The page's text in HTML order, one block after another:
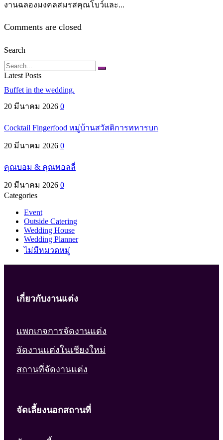
งานฉลองมงคลสมรสคุณโบว์และ...
Comments are closed
Search
Search
Latest Posts
Buffet in the wedding.
20 มีนาคม 2026 0
Cocktail Fingerfood หมู่บ้านสวัสดิการทหารบก
20 มีนาคม 2026 0
คุณบอม & คุณพอลลี่
20 มีนาคม 2026 0
Categories
Event
Outside Catering
Wedding House
Wedding Planner
ไม่มีหมวดหมู่
เกี่ยวกับงานแต่ง
แพกเกจการจัดงานแต่ง
จัดงานแต่งในเชียงใหม่
สถานที่จัดงานแต่ง
จัดเลี้ยงนอกสถานที่